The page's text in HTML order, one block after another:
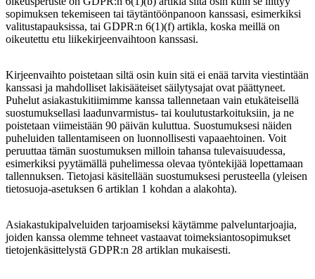
sopimuksen tekemiseen tai täytäntöönpanoon kanssasi, esimerkiksi
valitustapauksissa, tai GDPR:n 6(1)(f) artikla, koska meillä on
oikeutettu etu liikekirjeenvaihtoon kanssasi.
Kirjeenvaihto poistetaan siltä osin kuin sitä ei enää tarvita viestintään
kanssasi ja mahdolliset lakisääteiset säilytysajat ovat päättyneet.
Puhelut asiakastukitiimimme kanssa tallennetaan vain etukäteisellä
suostumuksellasi laadunvarmistus- tai koulutustarkoituksiin, ja ne
poistetaan viimeistään 90 päivän kuluttua. Suostumuksesi näiden
puheluiden tallentamiseen on luonnollisesti vapaaehtoinen. Voit
peruuttaa tämän suostumuksen milloin tahansa tulevaisuudessa,
esimerkiksi pyytämällä puhelimessa olevaa työntekijää lopettamaan
tallennuksen. Tietojasi käsitellään suostumuksesi perusteella (yleisen
tietosuoja-asetuksen 6 artiklan 1 kohdan a alakohta).
Asiakastukipalveluiden tarjoamiseksi käytämme palveluntarjoajia,
joiden kanssa olemme tehneet vastaavat toimeksiantosopimukset
tietojenkäsittelystä GDPR:n 28 artiklan mukaisesti.